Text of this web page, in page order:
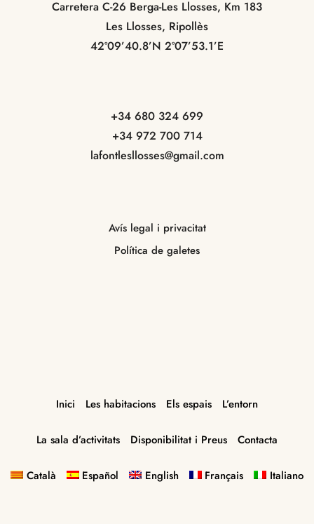
Carretera C-26 Berga-Les Llosses, Km 183
Les Llosses, Ripollès
42º09’40.8’N 2º07’53.1’E
+34 680 324 699
+34 972 700 714
lafontlesllosses@gmail.com
Avís legal i privacitat
Política de galetes
Inici Les habitacions Els espais L’entorn
La sala d’activitats Disponibilitat i Preus Contacta
Català Español English Français Italiano